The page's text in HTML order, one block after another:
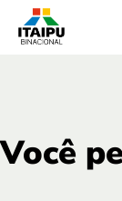
Você